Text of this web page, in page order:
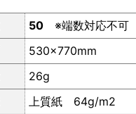
50 ※端数対応不可
530×770mm
26g
上質紙 64g/m2